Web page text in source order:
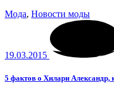
Мода, Новости моды
19.03.2015
5 фактов о Хилари